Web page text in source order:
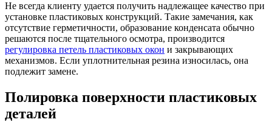
Не всегда клиенту удается получить надлежащее качество при
установке пластиковых конструкций. Такие замечания, как
отсутствие герметичности, образование конденсата обычно
решаются после тщательного осмотра, производится
регулировка петель пластиковых окон и закрывающих
механизмов. Если уплотнительная резина износилась, она
подлежит замене.
Полировка поверхности пластиковых
деталей